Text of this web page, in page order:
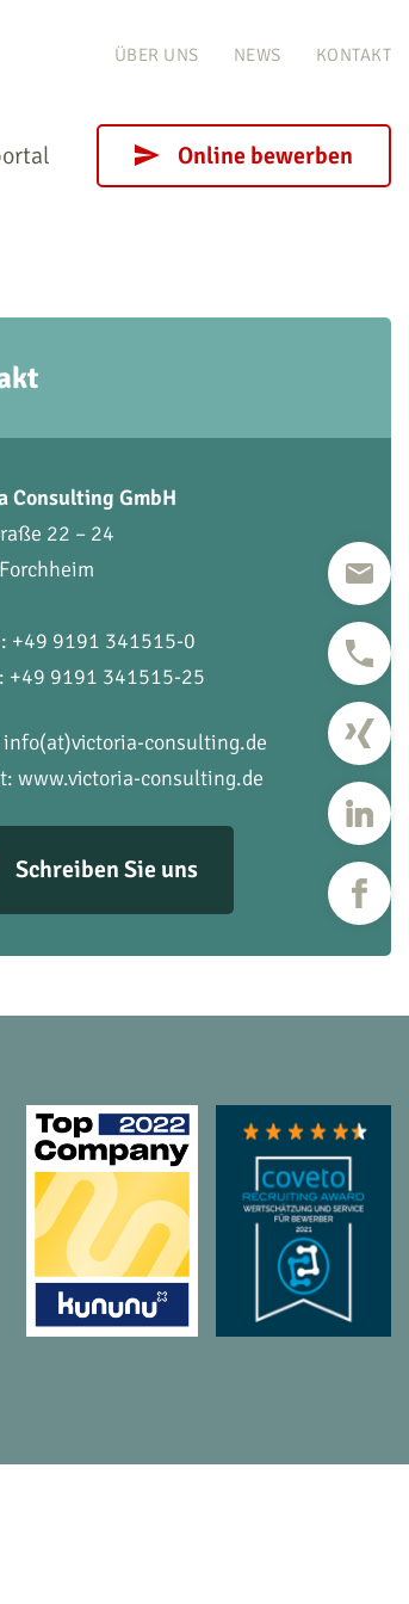
ÜBER UNS NEWS KONTAKT
Online bewerben
Consulting GmbH
22 – 24
+49 9191 341515-0
+49 9191 341515-25
info(at)victoria-consulting.de
www.victoria-consulting.de
Schreiben Sie uns